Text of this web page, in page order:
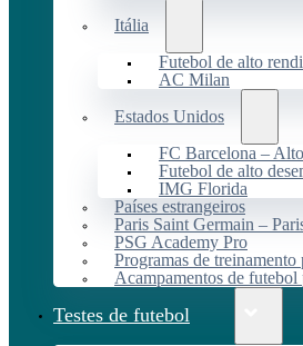
Itália
Futebol de alto
AC Milan
Estados Unidos
FC Barcelona –
Futebol de alto
IMG Florida
Países estrangeiros
Paris Saint Germain –
PSG Academy Pro
Programas de treinamento
Acampamentos de futebol
Testes de futebol